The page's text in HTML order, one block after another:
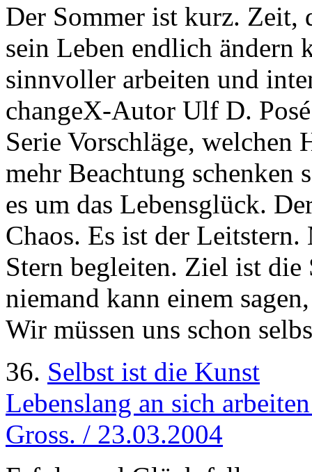
Der Sommer ist kurz. Zeit,
sein Leben endlich ändern
sinnvoller arbeiten und
changeX-Autor Ulf D.
Serie Vorschläge,
mehr Beachtung
es um das Lebensglück.
Chaos. Es ist der
Stern begleiten. Ziel ist die
niemand kann einem
Wir müssen uns schon
36. Selbst ist die Kunst
Lebenslang an sich
Gross. / 23.03.2004